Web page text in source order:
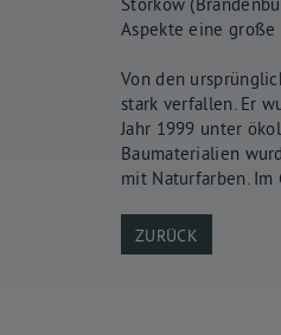
Aspekte eine große
Von den
stark verfallen. Er
Jahr 1999 unter
Baumaterialien
mit Naturfarben. Im
ZURÜCK